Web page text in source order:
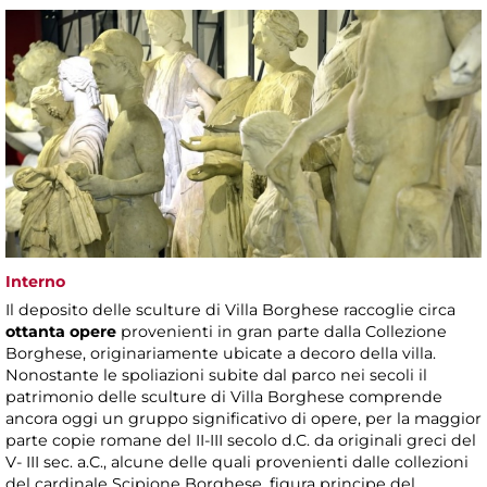
Interno
Il deposito delle sculture di Villa Borghese raccoglie circa
ottanta opere provenienti in gran parte dalla Collezione
Borghese, originariamente ubicate a decoro della villa.
Nonostante le spoliazioni subite dal parco nei secoli il
patrimonio delle sculture di Villa Borghese comprende
ancora oggi un gruppo significativo di opere, per la maggior
parte copie romane del II-III secolo d.C. da originali greci del
V- III sec. a.C., alcune delle quali provenienti dalle collezioni